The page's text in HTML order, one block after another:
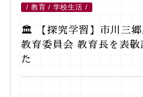
/ 教育 / 学校生活 /
🏛 【探究学習】市川三郷
教育委員会 教育長を表敬
た